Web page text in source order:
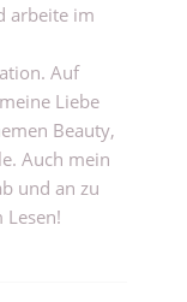
arbeite im
Auf
Liebe
Beauty,
Auch mein
und an zu
Lesen!